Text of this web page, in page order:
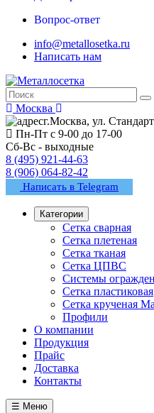
Вопрос-ответ
info@metallosetka.ru
Написать нам
Москва
г.Москва, ул.
Пн-Пт с 9-00 до 17-00
Сб-Вс - выходные
8 (495) 921-44-63
8 (906) 064-82-42
Написать в Telegram
Категории
Сетка сварная
Сетка плетеная
Сетка тканая
Сетка ЦПВС
Системы
Сетка пластиковая
Сетка крученая
Профили
О компании
Продукция
Прайс
Доставка
Контакты
☰ Меню